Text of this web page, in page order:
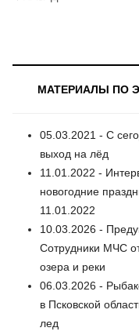
МАТЕРИАЛЫ ПО
05.03.2021 - С
выход на лёд
11.01.2022 -
новогодние
11.01.2022
10.03.2026 -
Сотрудники МЧС
озера и реки
06.03.2026 -
в Псковской
лед